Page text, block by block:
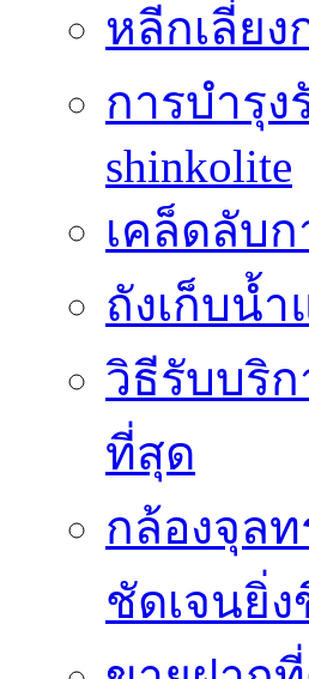
หลีกเลี่ย
การบำรุ
shinkolite
เคล็ดลับ
ถังเก็บน้
วิธีรับบริ
ที่สุด
กล้องจุล
ชัดเจนยิ่